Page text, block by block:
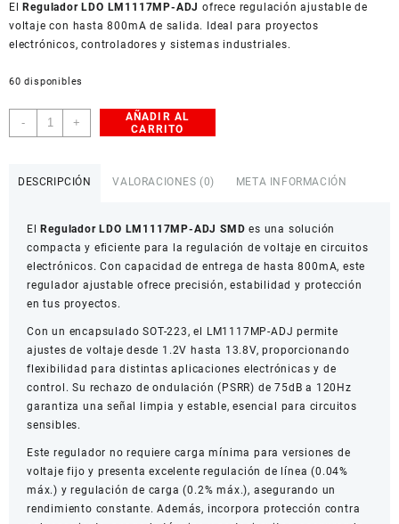
American Dollar
El Regulador LDO LM1117MP-ADJ ofrece regulación ajustable de
voltaje con hasta 800mA de salida. Ideal para proyectos
electrónicos, controladores y sistemas industriales.
60 disponibles
-
Regulador
LDO
800mA
cantidad
+
AÑADIR AL
CARRITO
DESCRIPCIÓN VALORACIONES (0) META INFORMACIÓN
El Regulador LDO LM1117MP-ADJ SMD es una solución
compacta y eficiente para la regulación de voltaje en circuitos
electrónicos. Con capacidad de entrega de hasta 800mA, este
regulador ajustable ofrece precisión, estabilidad y protección
en tus proyectos.
Con un encapsulado SOT-223, el LM1117MP-ADJ permite
ajustes de voltaje desde 1.2V hasta 13.8V, proporcionando
flexibilidad para distintas aplicaciones electrónicas y de
control. Su rechazo de ondulación (PSRR) de 75dB a 120Hz
garantiza una señal limpia y estable, esencial para circuitos
sensibles.
Este regulador no requiere carga mínima para versiones de
voltaje fijo y presenta excelente regulación de línea (0.04%
máx.) y regulación de carga (0.2% máx.), asegurando un
rendimiento constante. Además, incorpora protección contra